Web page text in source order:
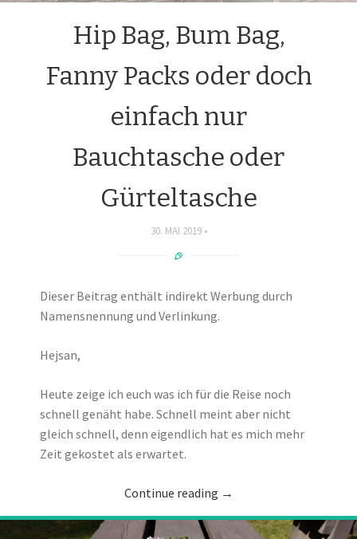
Hip Bag, Bum Bag,
Fanny Packs oder doch
einfach nur
Bauchtasche oder
Gürteltasche
30. MAI 2019
Dieser Beitrag enthält indirekt Werbung durch
Namensnennung und Verlinkung.
Hejsan,
Heute zeige ich euch was ich für die Reise noch
schnell genäht habe. Schnell meint aber nicht
gleich schnell, denn eigendlich hat es mich mehr
Zeit gekostet als erwartet.
Continue reading →